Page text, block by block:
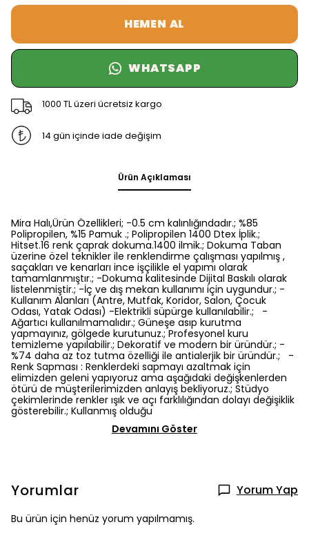
HEMEN AL
WHATSAPP
1000 TL üzeri ücretsiz kargo
14 gün içinde iade değişim
Ürün Açıklaması
Mira Halı,Ürün Özellikleri; -0.5 cm kalınlığındadır.; %85
Polipropilen, %15 Pamuk .; Polipropilen 1400 Dtex İplik.;
Hitset.16 renk çaprak dokuma.1400 ilmik.; Dokuma Taban
üzerine özel teknikler ile renklendirme çalışması yapılmış ,
saçakları ve kenarları ince işçilikle el yapımı olarak
tamamlanmıştır.; -Dokuma kalitesinde Dijital Baskılı olarak
listelenmiştir.; -İç ve dış mekan kullanımı için uygundur.; -
Kullanım Alanları (Antre, Mutfak, Koridor, Salon, Çocuk
Odası, Yatak Odası) -Elektrikli süpürge kullanılabilir.; -
Ağartıcı kullanılmamalıdır.; Güneşe asıp kurutma
yapmayınız, gölgede kurutunuz.; Profesyonel kuru
temizleme yapılabilir.; Dekoratif ve modern bir üründür.; -
%74 daha az toz tutma özelliği ile antialerjik bir üründür.; -
Renk Sapması : Renklerdeki sapmayı azaltmak için
elimizden geleni yapıyoruz ama aşağıdaki değişkenlerden
ötürü de müşterilerimizden anlayış bekliyoruz.; Stüdyo
çekimlerinde renkler ışık ve açı farklılığından dolayı değişiklik
gösterebilir.; Kullanmış olduğu
Devamını Göster
Yorumlar Yorum Yap
Bu ürün için henüz yorum yapılmamış.